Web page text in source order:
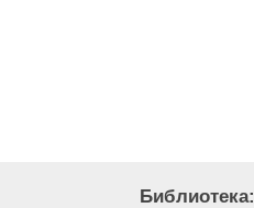
Библиотека: